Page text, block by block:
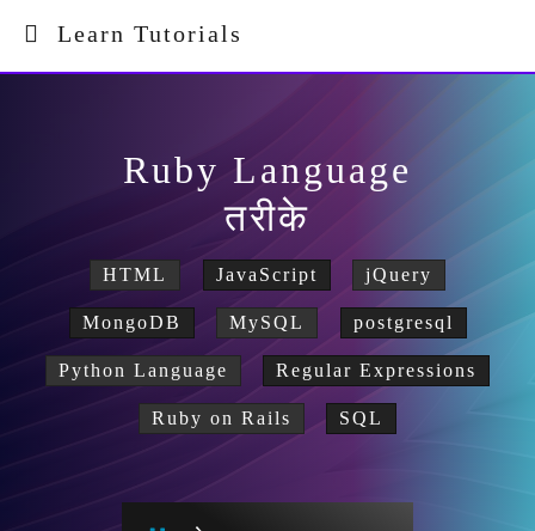
Learn Tutorials
Ruby Language
तरीके
HTML JavaScript jQuery
MongoDB MySQL postgresql
Python Language Regular Expressions
Ruby on Rails SQL